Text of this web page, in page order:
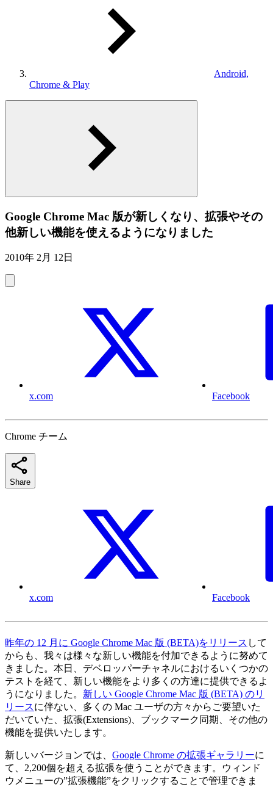
Android,
Chrome & Play
Google Chrome Mac 版が新しくなり、拡張やその
他新しい機能を使えるようになりました
2010年 2月 12日
x.com Facebook
Chrome チーム
Share
x.com Facebook
昨年の 12 月に Google Chrome Mac 版 (BETA)をリリース して
からも、我々は様々な新しい機能を付加できるように努めて
きました。本日、デベロッパーチャネルにおけるいくつかの
テストを経て、新しい機能をより多くの方達に提供できるよ
うになりました。 新しい Google Chrome Mac 版 (BETA) のリ
リースに伴ない、多くの Mac ユーザの方々からご要望いた
だいていた、拡張(Extensions)、ブックマーク同期、その他の
機能を提供いたします。
新しいバージョンでは、 Google Chrome の拡張ギャラリーに
て、2,200個を超える拡張を使うことができます。ウィンド
ウメニューの”拡張機能”をクリックすることで管理できま